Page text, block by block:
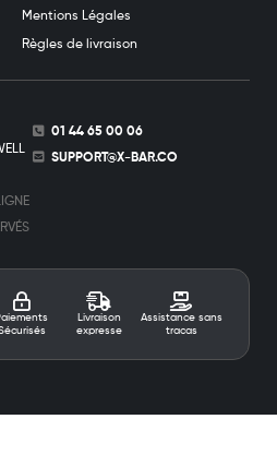
01 44 65 00 06
SUPPORT@X-BAR.CO
Livraison
expresse
Assistance sans
tracas
Mentions Légales
Règles de livraison